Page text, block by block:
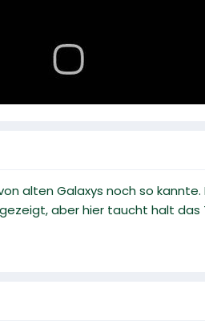
alten Galaxys noch so
aber hier taucht halt das